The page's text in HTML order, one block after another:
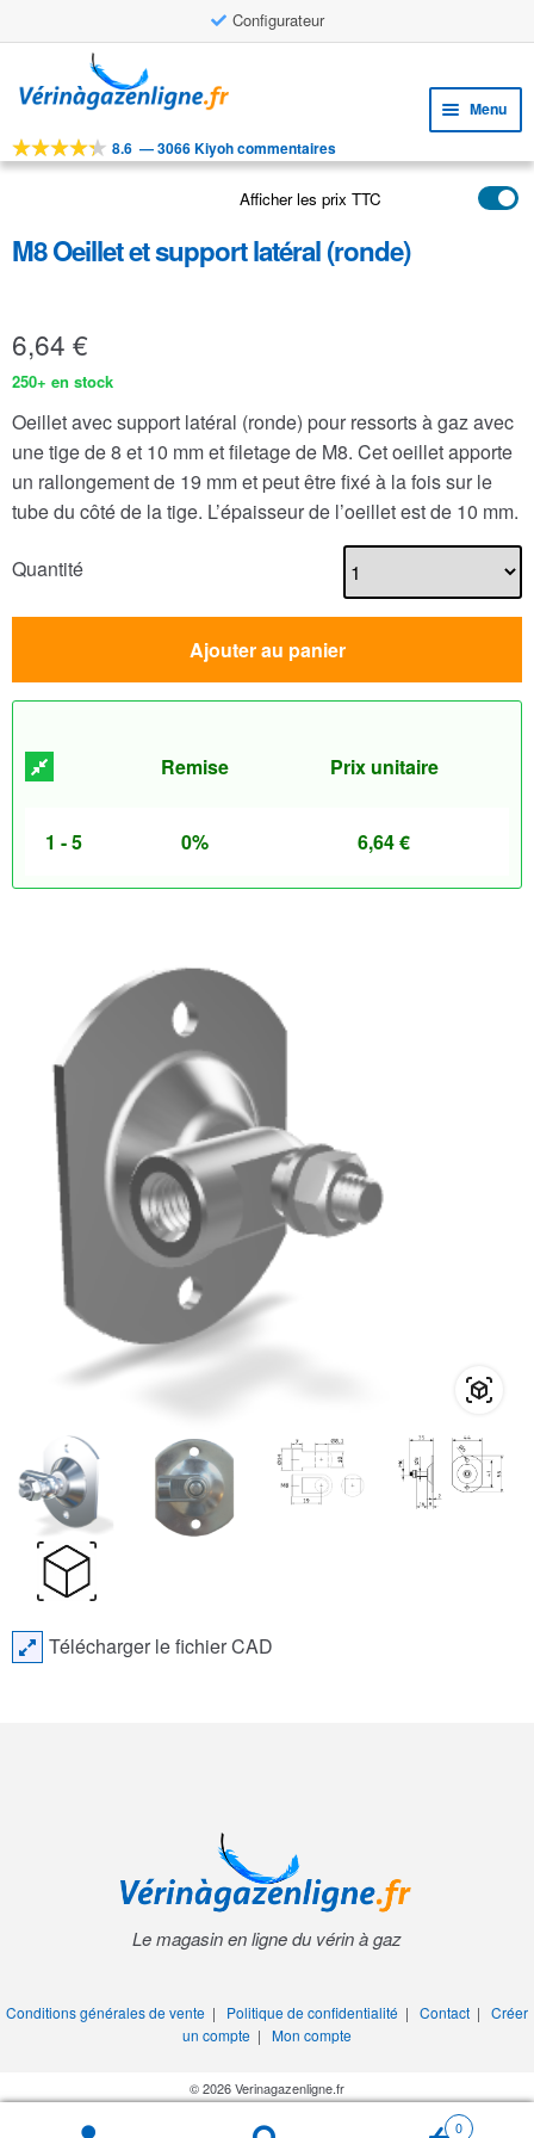
Configurateur
à
navigation
au
Menu
OUTILS
le
menu
APPLICATIONS
FAQ
8.6 —3066 Kiyoh commentaires
Afficher les prix TTC
M8 Oeillet et support latéral (ronde)
6,64 €
250+ en stock
Oeillet avec support latéral (ronde) pour ressorts à gaz avec
une tige de 8 et 10 mm et filetage de M8. Cet oeillet apporte
un rallongement de 19 mm et peut être fixé à la fois sur le
tube du côté de la tige. L’épaisseur de l’oeillet est de 10 mm.
Quantité
Ajouter au panier
Remise Prix unitaire
1 - 5 0% 6,64€
Télécharger le fichier CAD
0
Le magasin en ligne du vérin à gaz
Conditions générales de vente | Politique de confidentialité | Contact | Créer
un compte | Mon compte
© 2026 Verinagazenligne.fr